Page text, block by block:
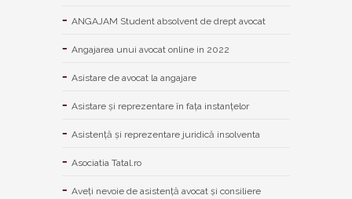
ANGAJAM Student absolvent de drept avocat
Angajarea unui avocat online in 2022
Asistare de avocat la angajare
Asistare și reprezentare în fața instanțelor
Asistență și reprezentare juridică insolventa
Asociatia Tatal.ro
Aveţi nevoie de asistenţă avocat şi consiliere